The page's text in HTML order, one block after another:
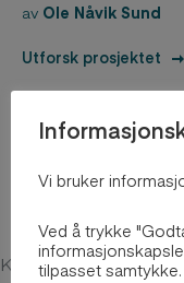
av Ole Nåvik Sund
Utforsk prosjektet
Kanskje du er
Vi bruker
Ved å trykke
tilpasset samtykke.